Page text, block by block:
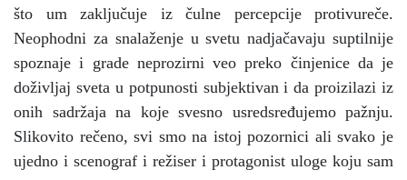
što um zaključuje iz čulne percepcije protivureče.
Neophodni za snalaženje u svetu nadjačavaju suptilnije
spoznaje i grade neprozirni veo preko činjenice da je
doživljaj sveta u potpunosti subjektivan i da proizilazi iz
onih sadržaja na koje svesno usredsređujemo pažnju.
Slikovito rečeno, svi smo na istoj pozornici ali svako je
ujedno i scenograf i režiser i protagonist uloge koju sam